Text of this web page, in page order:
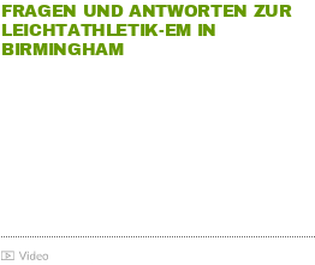
FRAGEN UND ANTWORTEN ZUR
LEICHTATHLETIK-EM IN
BIRMINGHAM